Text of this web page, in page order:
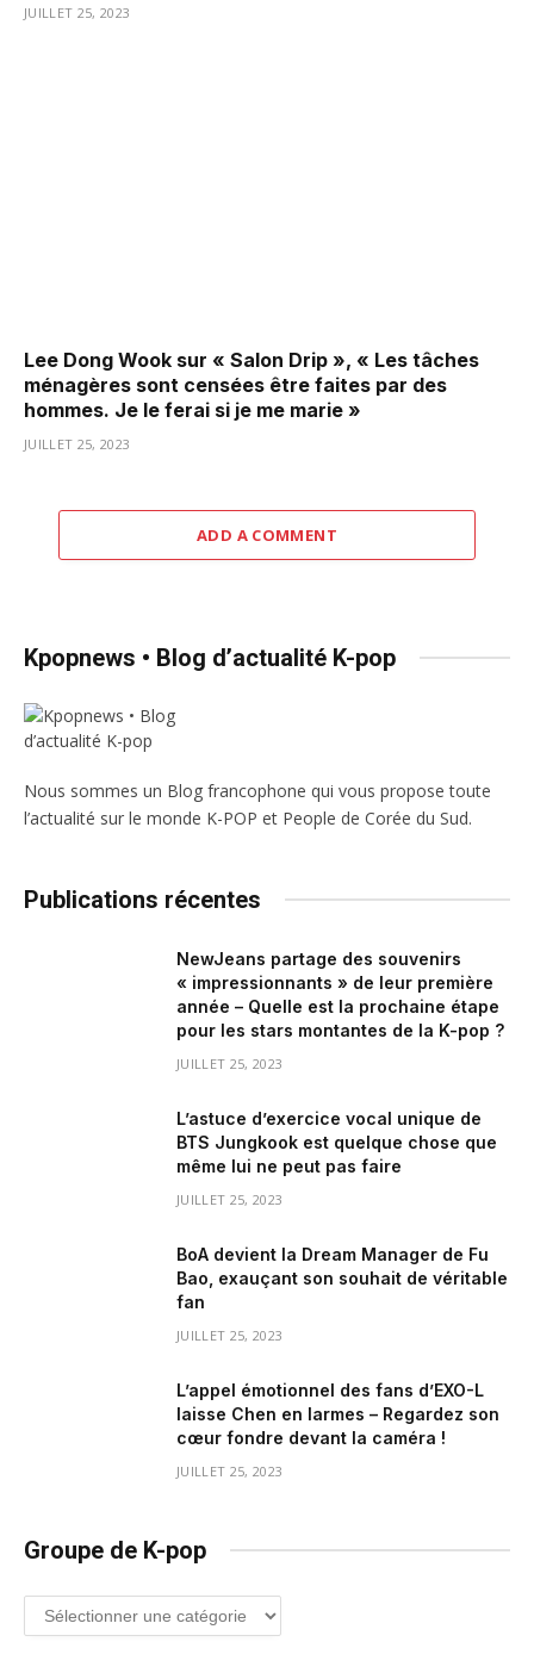
JUILLET 25, 2023
Lee Dong Wook sur « Salon Drip », « Les tâches
ménagères sont censées être faites par des
hommes. Je le ferai si je me marie »
JUILLET 25, 2023
ADD A COMMENT
Kpopnews • Blog d’actualité K-pop
Nous sommes un Blog francophone qui vous propose toute
l’actualité sur le monde K-POP et People de Corée du Sud.
Publications récentes
NewJeans partage des souvenirs
« impressionnants » de leur première
année – Quelle est la prochaine étape
pour les stars montantes de la K-pop ?
JUILLET 25, 2023
L’astuce d’exercice vocal unique de
BTS Jungkook est quelque chose que
même lui ne peut pas faire
JUILLET 25, 2023
BoA devient la Dream Manager de Fu
Bao, exauçant son souhait de véritable
fan
JUILLET 25, 2023
L’appel émotionnel des fans d’EXO-L
laisse Chen en larmes – Regardez son
cœur fondre devant la caméra !
JUILLET 25, 2023
Groupe de K-pop
Groupe
de